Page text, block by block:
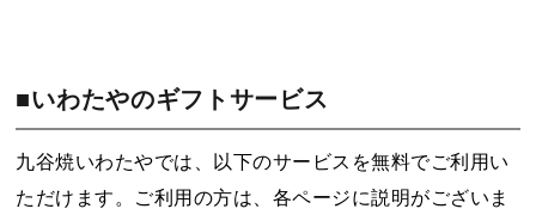
■いわたやのギフトサービス
九谷焼いわたやでは、以下のサービスを無料でご利用い
ただけます。ご利用の方は、各ページに説明がございま